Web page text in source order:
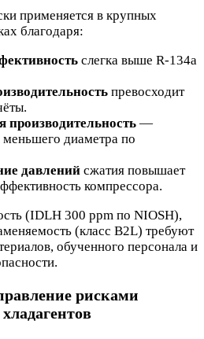
применяется в крупных
благодаря:
слегка выше R-134a
превосходит
производительность —
диаметра по
давлений сжатия повышает
компрессора.
(IDLH 300 ppm по NIOSH),
(класс B2L) требуют
обученного персонала и
рисками